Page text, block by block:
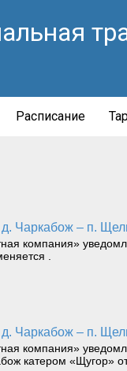
Расписание
д. Чаркабож – п.
компания»
.
Чаркабож – п.
компания»
катером «Щугор»